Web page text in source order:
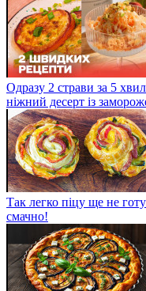
Одразу 2 страви за 5
ніжний десерт із
Так легко піцу ще не
смачно!